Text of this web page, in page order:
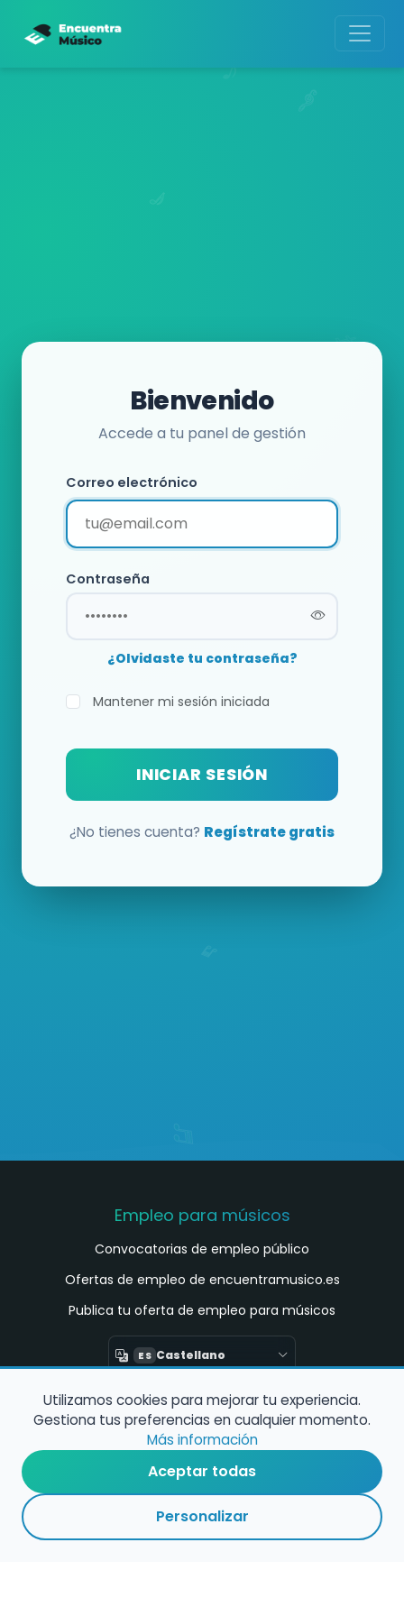
Bienvenido
Accede a tu panel de gestión
Correo electrónico
Contraseña
¿Olvidaste tu contraseña?
Mantener mi sesión iniciada
INICIAR SESIÓN
¿No tienes cuenta? Regístrate gratis
Empleo para músicos
Convocatorias de empleo público
Ofertas de empleo de encuentramusico.es
Publica tu oferta de empleo para músicos
ES Castellano
Encuentra Músico
Buscador de Músicos
Encuentra Pianista Acompañante
Asesoría para músicos y docentes
Utilizamos cookies para mejorar tu experiencia.
Gestiona tus preferencias en cualquier momento.
Más información
Aceptar todas
Personalizar